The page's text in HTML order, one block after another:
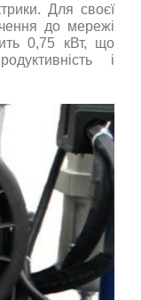
Для своєї
до мережі
0,75 кВт, що
і